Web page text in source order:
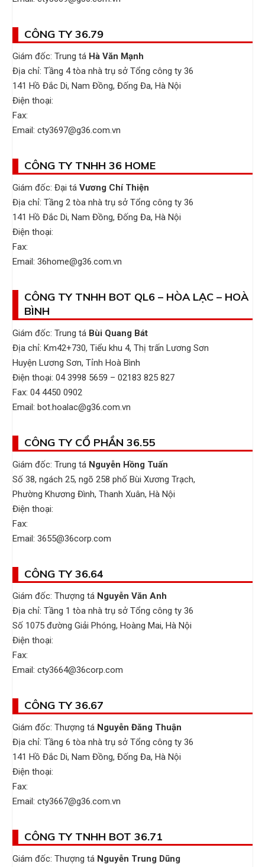
CÔNG TY 36.79
Giám đốc: Trung tá Hà Văn Mạnh
Địa chỉ: Tầng 4 tòa nhà trụ sở Tổng công ty 36
141 Hồ Đắc Di, Nam Đồng, Đống Đa, Hà Nội
Điện thoại:
Fax:
Email: cty3697@g36.com.vn
CÔNG TY TNHH 36 HOME
Giám đốc: Đại tá Vương Chí Thiện
Địa chỉ: Tầng 2 tòa nhà trụ sở Tổng công ty 36
141 Hồ Đắc Di, Nam Đồng, Đống Đa, Hà Nội
Điện thoại:
Fax:
Email: 36home@g36.com.vn
CÔNG TY TNHH BOT QL6 – HÒA LẠC – HOÀ
BÌNH
Giám đốc: Trung tá Bùi Quang Bát
Địa chỉ: Km42+730, Tiểu khu 4, Thị trấn Lương Sơn
Huyện Lương Sơn, Tỉnh Hoà Bình
Điện thoại: 04 3998 5659 – 02183 825 827
Fax: 04 4450 0902
Email: bot.hoalac@g36.com.vn
CÔNG TY CỔ PHẦN 36.55
Giám đốc: Trung tá Nguyễn Hồng Tuấn
Số 38, ngách 25, ngõ 258 phố Bùi Xương Trạch,
Phường Khương Đình, Thanh Xuân, Hà Nội
Điện thoại:
Fax:
Email: 3655@36corp.com
CÔNG TY 36.64
Giám đốc: Thượng tá Nguyễn Văn Anh
Địa chỉ: Tầng 1 tòa nhà trụ sở Tổng công ty 36
Số 1075 đường Giải Phóng, Hoàng Mai, Hà Nội
Điện thoại:
Fax:
Email: cty3664@36corp.com
CÔNG TY 36.67
Giám đốc: Thượng tá Nguyễn Đăng Thuận
Địa chỉ: Tầng 6 tòa nhà trụ sở Tổng công ty 36
141 Hồ Đắc Di, Nam Đồng, Đống Đa, Hà Nội
Điện thoại:
Fax:
Email: cty3667@g36.com.vn
CÔNG TY TNHH BOT 36.71
Giám đốc: Thượng tá Nguyễn Trung Dũng